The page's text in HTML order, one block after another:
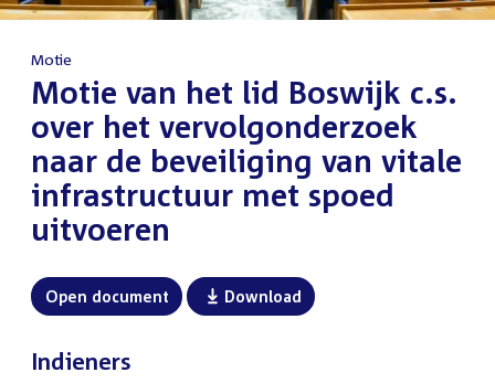
Motie
:Motie van het lid Boswijk c.s.
over het vervolgonderzoek
naar de beveiliging van vitale
infrastructuur met spoed
uitvoeren
Open document Download
Indieners